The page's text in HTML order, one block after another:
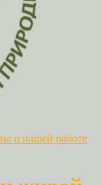
о нашей работе